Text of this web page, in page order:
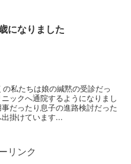
になりました
私たちは娘の緘黙の受診だっ
ックへ通院するようになりまし
だったり息子の進路検討だった
掛けています...
リンク